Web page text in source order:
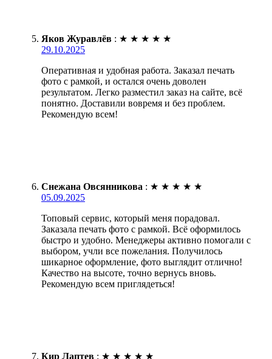
Яков Журавлёв : ★ ★ ★ ★ ★
29.10.2025
Оперативная и удобная работа. Заказал печать
фото с рамкой, и остался очень доволен
результатом. Легко разместил заказ на сайте, всё
понятно. Доставили вовремя и без проблем.
Рекомендую всем!
Снежана Овсянникова : ★ ★ ★ ★ ★
05.09.2025
Топовый сервис, который меня порадовал.
Заказала печать фото с рамкой. Всё оформилось
быстро и удобно. Менеджеры активно помогали с
выбором, учли все пожелания. Получилось
шикарное оформление, фото выглядит отлично!
Качество на высоте, точно вернусь вновь.
Рекомендую всем приглядеться!
Кир Лаптев : ★ ★ ★ ★ ★